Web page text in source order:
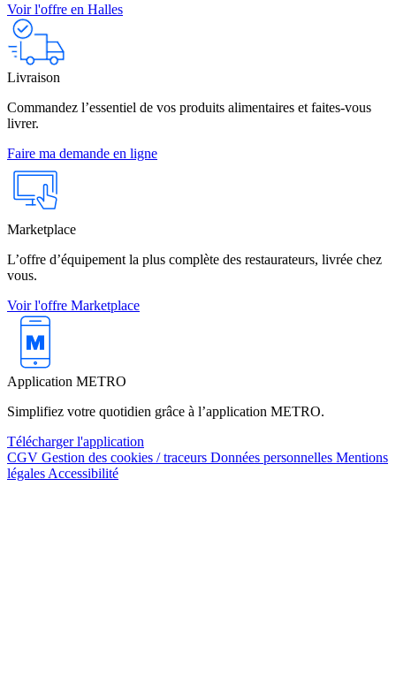
Voir l'offre en Halles
Livraison
Commandez l’essentiel de vos produits alimentaires et faites-vous
livrer.
Faire ma demande en ligne
Marketplace
L’offre d’équipement la plus complète des restaurateurs, livrée chez
vous.
Voir l'offre Marketplace
Application METRO
Simplifiez votre quotidien grâce à l’application METRO.
Télécharger l'application
CGV Gestion des cookies / traceurs Données personnelles Mentions
légales Accessibilité